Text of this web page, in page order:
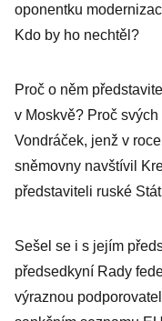
oponentku
Kdo by ho nechtěl?
Proč o něm
v Moskvě? Proč
Vondráček, jenž v
sněmovny navštívil
představiteli ruské
Sešel se i s jejím
předsedkyní Rady
výraznou